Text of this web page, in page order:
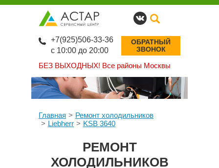
БЕЗ ВЫХОДНЫХ! Все районы Москвы
+7(925)506-33-36
с 10:00 до 20:00
ОБРАТНЫЙ
ЗВОНОК
Главная
Ремонт холодильников
Liebherr
KSB 3640
РЕМОНТ
ХОЛОДИЛЬНИКОВ